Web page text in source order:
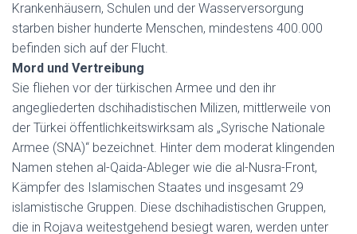
Krankenhäusern, Schulen und der Wasserversorgung
starben bisher hunderte Menschen, mindestens 400.000
befinden sich auf der Flucht.
Mord und Vertreibung
Sie fliehen vor der türkischen Armee und den ihr
angegliederten dschihadistischen Milizen, mittlerweile von
der Türkei öffentlichkeitswirksam als „Syrische Nationale
Armee (SNA)“ bezeichnet. Hinter dem moderat klingenden
Namen stehen al-Qaida-Ableger wie die al-Nusra-Front,
Kämpfer des Islamischen Staates und insgesamt 29
islamistische Gruppen. Diese dschihadistischen Gruppen,
die in Rojava weitestgehend besiegt waren, werden unter